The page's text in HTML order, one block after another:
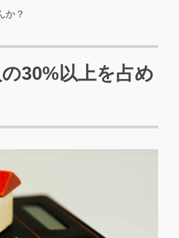
か？
30%以上を占め